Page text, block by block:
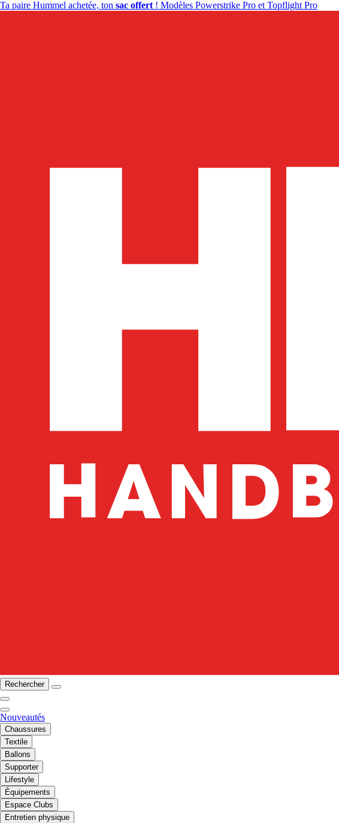
Ta paire Hummel achetée, ton sac offert ! Modèles Powerstrike Pro et Topflight Pro
Rechercher
Nouveautés
Chaussures
Textile
Ballons
Supporter
Lifestyle
Équipements
Espace Clubs
Entretien physique